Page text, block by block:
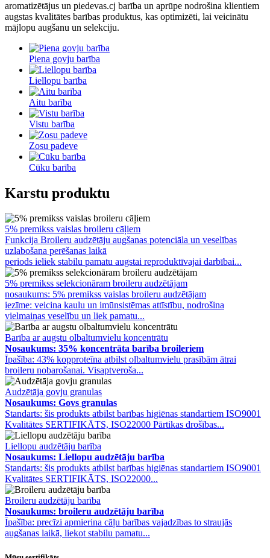
aromatizētājus un piedevas.cj barība un aprūpe nodrošina klientiem
augstas kvalitātes barības produktus, kas optimizēti, lai veicinātu
mājlopu augšanu un selekciju.
Piena govju barība
Liellopu barība
Aitu barība
Vistu barība
Zosu padeve
Cūku barība
Karstu produktu
5% premikss vaislas broileru cāļiem
Funkcija Broileru audzētāju augšanas potenciāla un veselības
uzlabošana perēšanas laikā
periods ieliek stabilu pamatu augstai reproduktīvajai darbībai...
5% premikss selekcionāram broileru audzētājam
nosaukums: 5% premikss vaislas broileru audzētājam
iezīme: veicina kaulu un imūnsistēmas attīstību, nodrošina
vielmaiņas veselību un liek pamatu...
Barība ar augstu olbaltumvielu koncentrātu
Nosaukums: 35% koncentrāta barība broileriem
Īpašība: 43% kopproteīna atbilst olbaltumvielu prasībām ātrai
broileru nobarošanai. Visaptveroša...
Audzētāja govju granulas
Nosaukums: Govs granulas
Standarts: šis produkts atbilst barības higiēnas standartiem ISO9001
Kvalitātes SERTIFIKĀTS, ISO22000 Pārtikas drošības...
Liellopu audzētāju barība
Nosaukums: Liellopu audzētāju barība
Standarts: šis produkts atbilst barības higiēnas standartiem ISO9001
Kvalitātes SERTIFIKĀTS, ISO22000...
Broileru audzētāju barība
Nosaukums: broileru audzētāju barība
Īpašība: precīzi apmierina cāļu barības vajadzības to straujās
augšanas laikā, liekot stabilu pamatu...